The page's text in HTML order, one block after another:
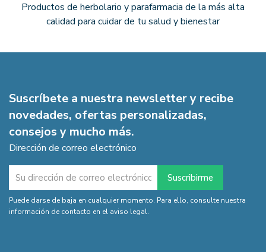
Productos de herbolario y parafarmacia de la más alta
calidad para cuidar de tu salud y bienestar
Suscríbete a nuestra newsletter y recibe
novedades, ofertas personalizadas,
consejos y mucho más.
Dirección de correo electrónico
Puede darse de baja en cualquier momento. Para ello, consulte nuestra
información de contacto en el aviso legal.